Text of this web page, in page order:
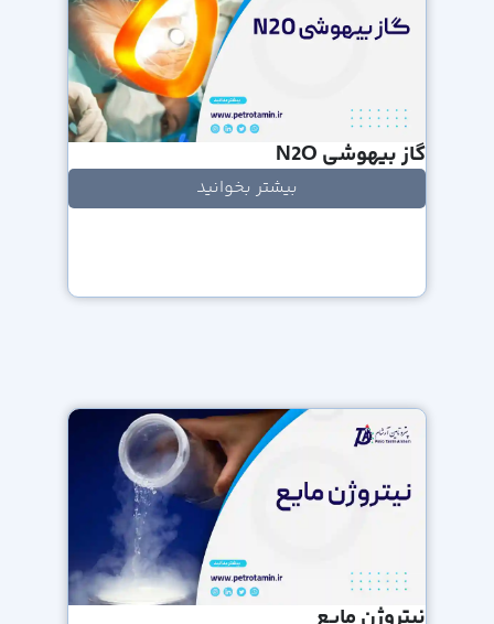
گاز بیهوشی N2O
بیشتر بخوانید